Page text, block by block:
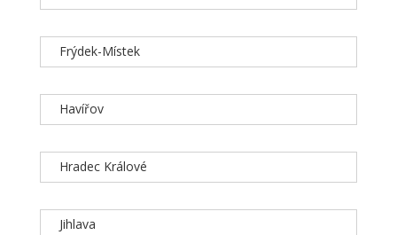
Frýdek-Místek
Havířov
Hradec Králové
Jihlava